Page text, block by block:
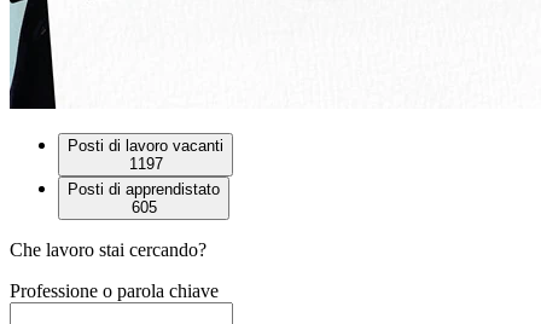
Posti di lavoro vacanti
1197
Posti di apprendistato
605
Che lavoro stai cercando?
Professione o parola chiave